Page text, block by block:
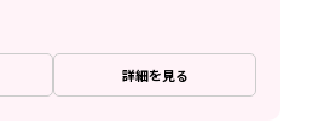
詳細を見る